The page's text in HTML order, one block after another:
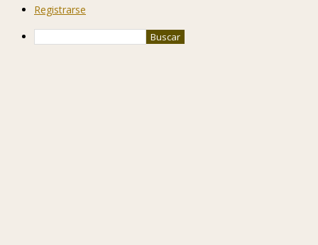
Registrarse
Buscar